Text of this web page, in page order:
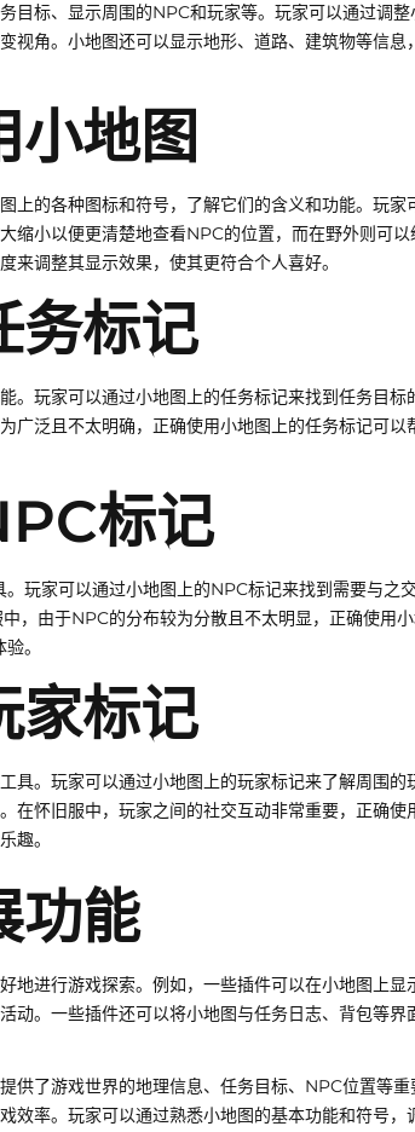
目标、显示周围的NPC和玩家等。玩家可以通过调整
视角。小地图还可以显示地形、道路、建筑物等信息
小地图
上的各种图标和符号，了解它们的含义和功能。玩家
缩小以便更清楚地查看NPC的位置，而在野外则可以
调整其显示效果，使其更符合个人喜好。
务标记
。玩家可以通过小地图上的任务标记来找到任务目标
广泛且不太明确，正确使用小地图上的任务标记可以
标记
玩家可以通过小地图上的NPC标记来找到需要与之
，由于NPC的分布较为分散且不太明显，正确使用
。
家标记
。玩家可以通过小地图上的玩家标记来了解周围的
在怀旧服中，玩家之间的社交互动非常重要，正确使
趣。
功能
地进行游戏探索。例如，一些插件可以在小地图上显
动。一些插件还可以将小地图与任务日志、背包等界
了游戏世界的地理信息、任务目标、NPC位置等重
效率。玩家可以通过熟悉小地图的基本功能和符号，